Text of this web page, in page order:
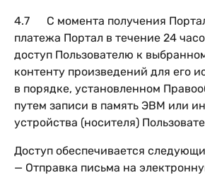
4.7 С момента получения
платежа Портал в течение 24
доступ Пользователю к
контенту произведений для его
в порядке, установленном
путем записи в память ЭВМ или
устройства (носителя)
Доступ обеспечивается
— Отправка письма на